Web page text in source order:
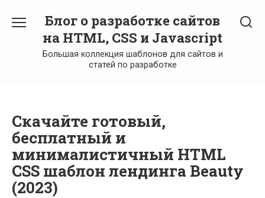
содержанию
Блог о разработке сайтов
на HTML, CSS и Javascript
Большая коллекция шаблонов для сайтов и
статей по разработке
Скачайте готовый,
бесплатный и
минималистичный HTML
CSS шаблон лендинга Beauty
(2023)